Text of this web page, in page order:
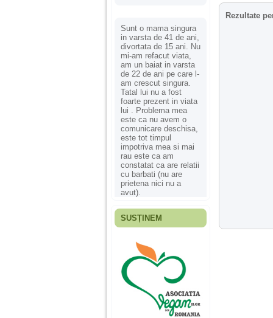
Sunt o mama singura
in varsta de 41 de ani,
divortata de 15 ani. Nu
mi-am refacut viata,
am un baiat in varsta
de 22 de ani pe care l-
am crescut singura.
Tatal lui nu a fost
foarte prezent in viata
lui . Problema mea
este ca nu avem o
comunicare deschisa,
este tot timpul
impotriva mea si mai
rau este ca am
constatat ca are relatii
cu barbati (nu are
prietena nici nu a
avut).
Fiica mea s-a nascut
ani, privind in urma
realizez cat de multe
greseli am facut in
educatia si cresterea
ei, am fost o mama
egoista, preocupata
de implinirea
profesionala, cand ea
SUSȚINEM
Rezultate